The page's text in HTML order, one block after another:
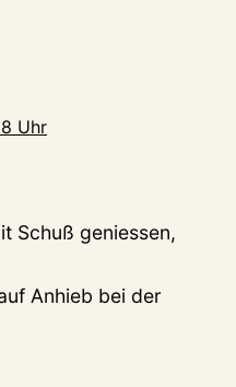
Uhr
Schuß geniessen,
Anhieb bei der